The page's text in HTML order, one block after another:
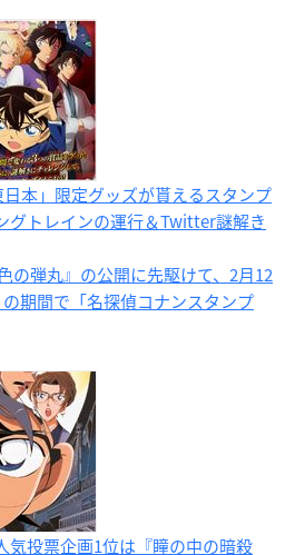
日本」限定グッズが貰えるスタンプ
グトレインの運行＆Twitter謎解き
の弾丸』の公開に先駆けて、2月12
期間で「名探偵コナンスタンプ
気投票企画1位は『瞳の中の暗殺